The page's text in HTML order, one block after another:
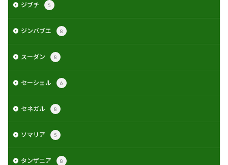
ジブチ 5
ジンバブエ 8
スーダン 8
セーシェル 6
セネガル 8
ソマリア 5
タンザニア 8